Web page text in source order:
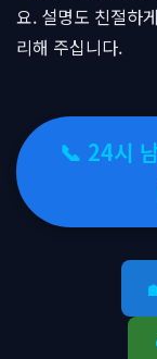
요. 설명도 친절하
리해 주십니다.
📞 24시